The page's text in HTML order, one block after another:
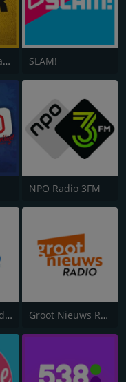
BNR Nieuws Radio SLAM!
NPO Radio 3FM
Radio Rijnmond FM 93.4 Groot Nieuws Radio 1008 AM